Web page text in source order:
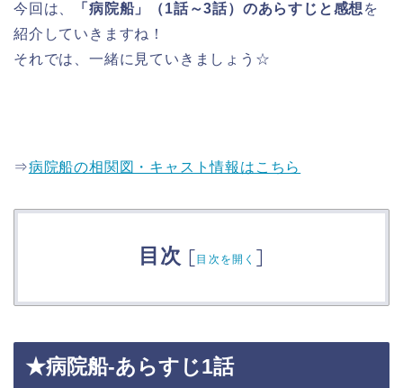
今回は、 「病院船」（1話～3話）のあらすじと感想を
紹介していきますね！
それでは、一緒に見ていきましょう☆
⇒病院船の相関図・キャスト情報はこちら
目次 [目次を開く ]
★病院船-あらすじ1話